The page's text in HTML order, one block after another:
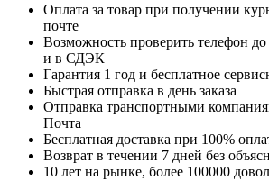
Оплата за товар при получении
почте
Возможность проверить телефон
и в СДЭК
Гарантия 1 год и бесплатное
Быстрая отправка в день заказа
Отправка транспортными
Почта
Бесплатная доставка при 100%
Возврат в течении 7 дней без
10 лет на рынке, более 100000